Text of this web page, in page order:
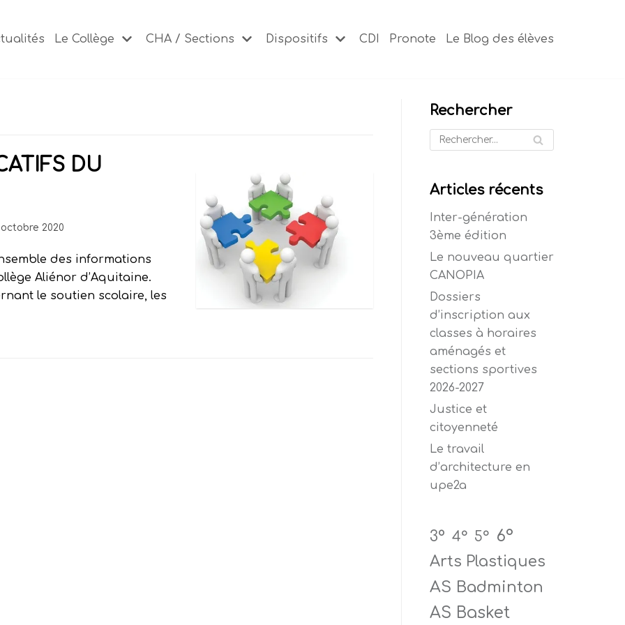
Le Collège CHA / Sections Dispositifs CDI Pronote Le Blog des élèves
DU
octobre 2020
des informations
Aliénor d’Aquitaine.
le soutien scolaire, les
Rechercher
Articles récents
Inter-génération
3ème édition
Le nouveau quartier
CANOPIA
Dossiers
d’inscription aux
classes à horaires
aménagés et
sections sportives
2026-2027
Justice et
citoyenneté
Le travail
d’architecture en
upe2a
3° 4° 5° 6°
Arts Plastiques
AS Badminton
AS Basket